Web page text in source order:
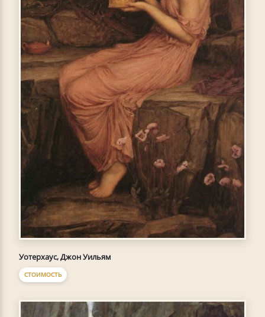
Уотерхаус, Джон Уильям
СТОИМОСТЬ